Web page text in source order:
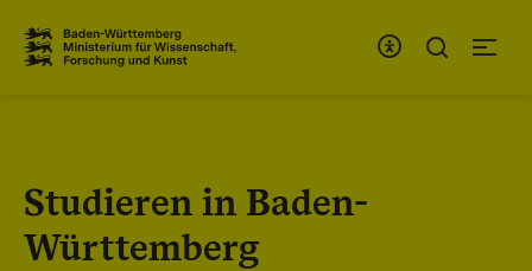
Studieren in Baden-
Württemberg